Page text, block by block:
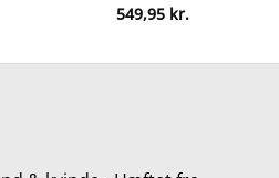
549,95 kr.